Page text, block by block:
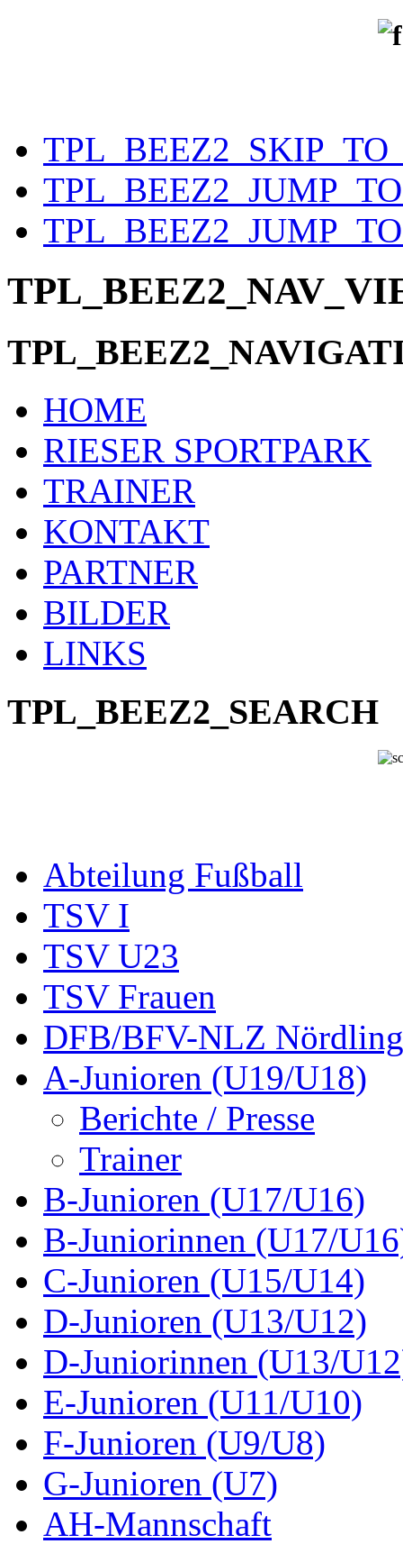
HOME
RIESER SPORTPARK
TRAINER
KONTAKT
PARTNER
BILDER
LINKS
TPL_BEEZ2_SEARCH
Abteilung Fußball
TSV I
TSV U23
TSV Frauen
DFB/BFV-NLZ
A-Junioren (U19/U18)
Berichte / Presse
Trainer
B-Junioren (U17/U16)
B-Juniorinnen (U17/
C-Junioren (U15/U14)
D-Junioren (U13/U12)
D-Juniorinnen (U13/
E-Junioren (U11/U10)
F-Junioren (U9/U8)
G-Junioren (U7)
AH-Mannschaft